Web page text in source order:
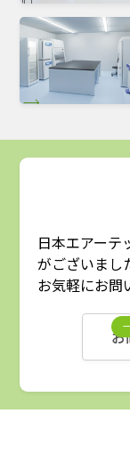
日本エアーテ
がございまし
お気軽にお問
お